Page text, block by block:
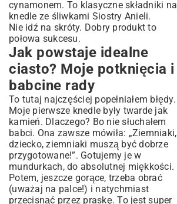
cynamonem. To klasyczne składniki na
knedle ze śliwkami Siostry Anieli.
Nie idź na skróty. Dobry produkt to
połowa sukcesu.
Jak powstaje idealne
ciasto? Moje potknięcia i
babcine rady
To tutaj najczęściej popełniałem błędy.
Moje pierwsze knedle były twarde jak
kamień. Dlaczego? Bo nie słuchałem
babci. Ona zawsze mówiła: „Ziemniaki,
dziecko, ziemniaki muszą być dobrze
przygotowane!”. Gotujemy je w
mundurkach, do absolutnej miękkości.
Potem, jeszcze gorące, trzeba obrać
(uważaj na palce!) i natychmiast
przecisnąć przez praskę. To jest super